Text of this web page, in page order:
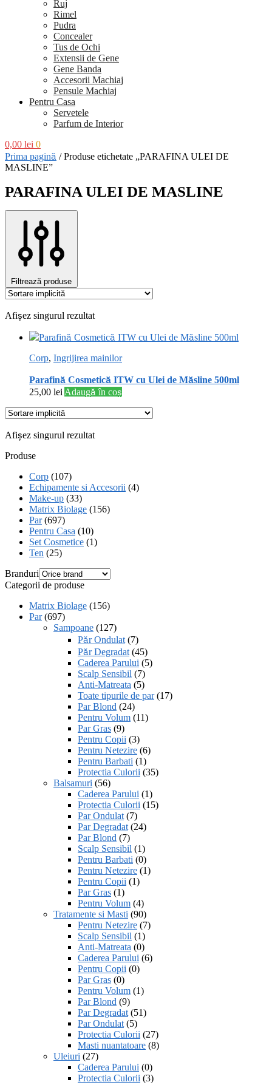
Ruj
Rimel
Pudra
Concealer
Tus de Ochi
Extensii de Gene
Gene Banda
Accesorii Machiaj
Pensule Machiaj
Pentru Casa
Servetele
Parfum de Interior
0,00 lei 0
Prima pagină /Produse etichetate „PARAFINA ULEI DE
MASLINE”
PARAFINA ULEI DE MASLINE
Filtrează produse
Afișez singurul rezultat
Corp, Ingrijirea mainilor
Parafină Cosmetică ITW cu Ulei de Măsline 500ml
25,00 lei Adaugă în coș
Afișez singurul rezultat
Produse
Corp (107)
Echipamente si Accesorii (4)
Make-up (33)
Matrix Biolage (156)
Par (697)
Pentru Casa (10)
Set Cosmetice (1)
Ten (25)
Branduri
Categorii de produse
Matrix Biolage (156)
Par (697)
Sampoane (127)
Păr Ondulat (7)
Păr Degradat (45)
Caderea Parului (5)
Scalp Sensibil (7)
Anti-Matreata (5)
Toate tipurile de par (17)
Par Blond (24)
Pentru Volum (11)
Par Gras (9)
Pentru Copii (3)
Pentru Netezire (6)
Pentru Barbati (1)
Protectia Culorii (35)
Balsamuri (56)
Caderea Parului (1)
Protectia Culorii (15)
Par Ondulat (7)
Par Degradat (24)
Par Blond (7)
Scalp Sensibil (1)
Pentru Barbati (0)
Pentru Netezire (1)
Pentru Copii (1)
Par Gras (1)
Pentru Volum (4)
Tratamente si Masti (90)
Pentru Netezire (7)
Scalp Sensibil (1)
Anti-Matreata (0)
Caderea Parului (6)
Pentru Copii (0)
Par Gras (0)
Pentru Volum (1)
Par Blond (9)
Par Degradat (51)
Par Ondulat (5)
Protectia Culorii (27)
Masti nuantatoare (8)
Uleiuri (27)
Caderea Parului (0)
Protectia Culorii (3)